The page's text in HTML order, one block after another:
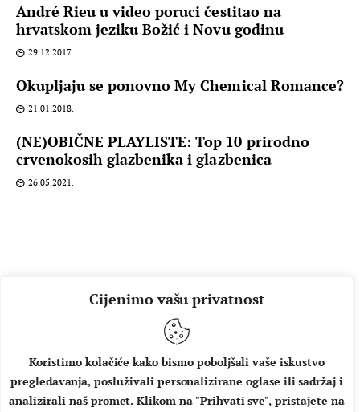
Cijenimo vašu privatnost
Koristimo kolačiće kako bismo poboljšali vaše iskustvo
pregledavanja, posluživali personalizirane oglase ili sadržaj i
analizirali naš promet. Klikom na "Prihvati sve", pristajete na
André Rieu u video poruci čestitao na
hrvatskom jeziku Božić i Novu godinu
29.12.2017.
Okupljaju se ponovno My Chemical Romance?
21.01.2018.
(NE)OBIČNE PLAYLISTE: Top 10 prirodno
crvenokosih glazbenika i glazbenica
26.05.2021.
O NAMA IMPRESSUM UVJETI KORIŠTENJA